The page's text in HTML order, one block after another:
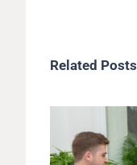
Related Posts